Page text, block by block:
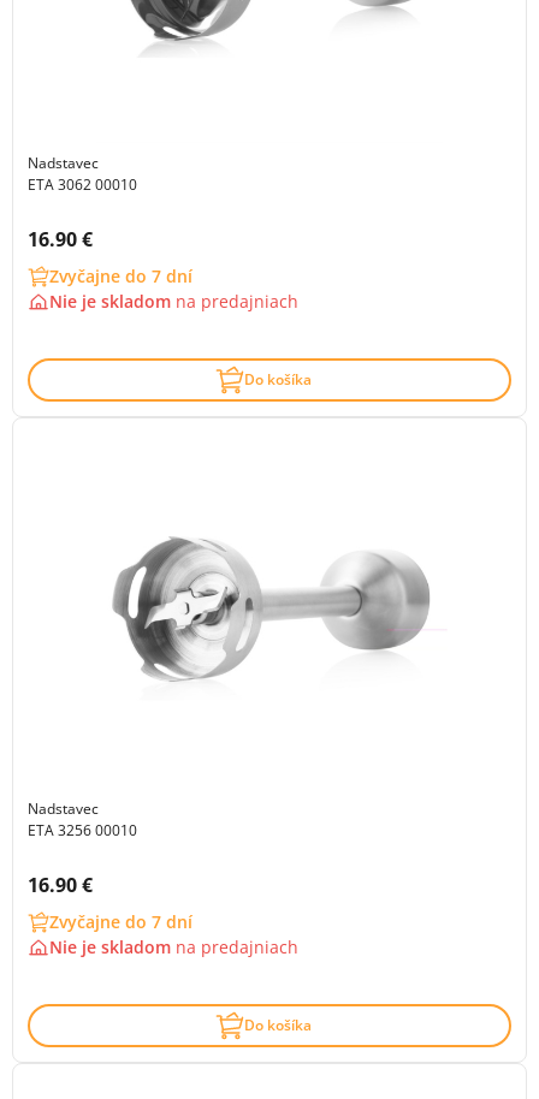
Nadstavec
ETA 3062 00010
Cena s DPH:
16.90 €
Zvyčajne do 7 dní
Nie je skladom na predajniach
Do košíka
Nadstavec
ETA 3256 00010
Cena s DPH:
16.90 €
Zvyčajne do 7 dní
Nie je skladom na predajniach
Do košíka